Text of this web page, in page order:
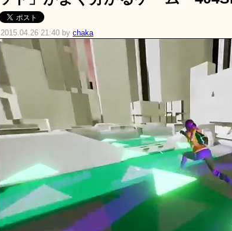
2015.04.26 21:40 by chaka